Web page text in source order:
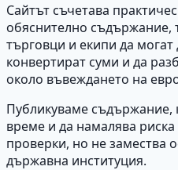
Сайтът съчетава
обяснително съдържание,
търговци и екипи да
конвертират суми и да
около въвеждането на
Публикуваме съдържание,
време и да намалява
проверки, но не замества
държавна институция.